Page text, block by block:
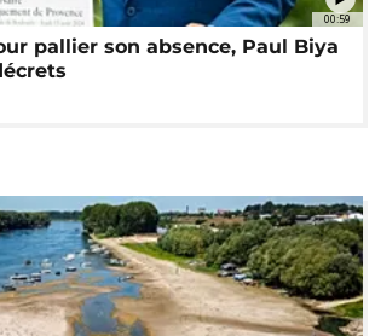
00:59
pallier son absence, Paul Biya